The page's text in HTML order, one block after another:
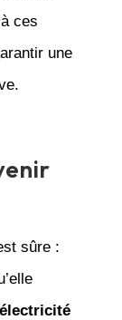
ces
une
sûre :